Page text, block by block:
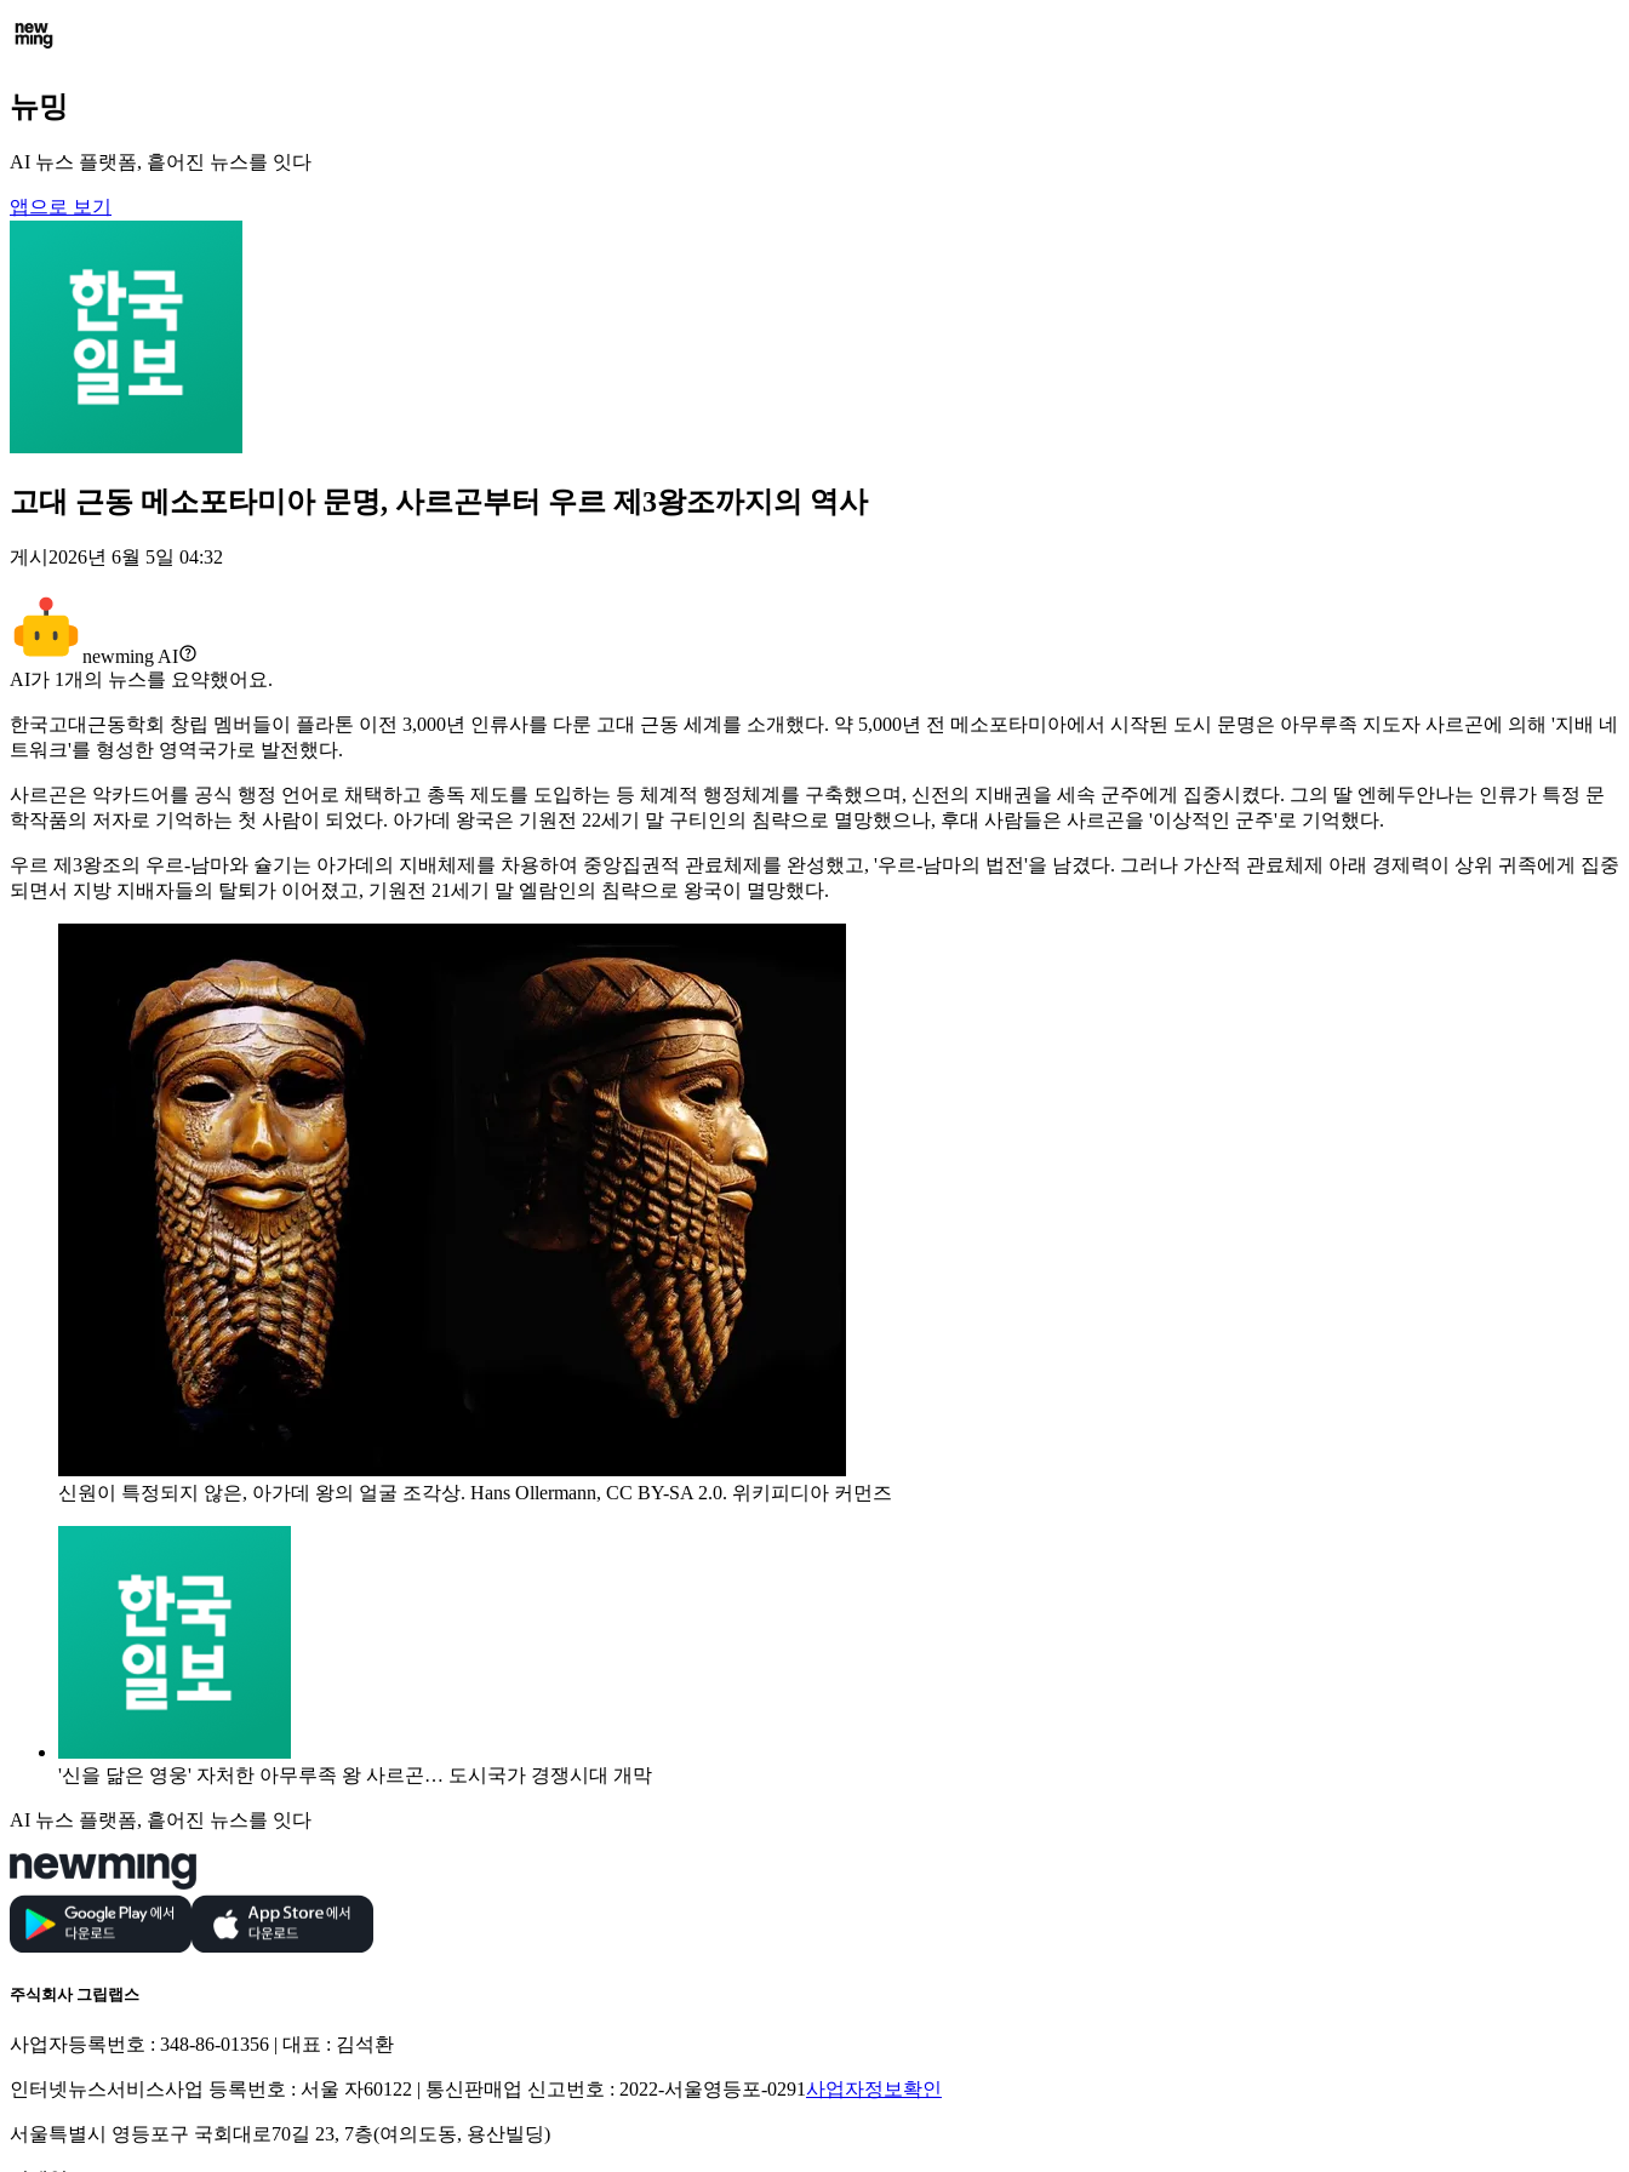
뉴밍
AI 뉴스 플랫폼, 흩어진 뉴스를 잇다
앱으로 보기
고대 근동 메소포타미아 문명, 사르곤부터 우르 제3왕조까지의 역사
게시 2026년 6월 5일 04:32
newming AI
AI가 1개의 뉴스를 요약했어요.
한국고대근동학회 창립 멤버들이 플라톤 이전 3,000년 인류사를 다룬 고대 근동 세계를 소개했다. 약 5,000년 전 메소포타미아에서 시작된 도시 문명은 아무루족 지도자 사르곤에 의해 '지배 네
트워크'를 형성한 영역국가로 발전했다.
사르곤은 악카드어를 공식 행정 언어로 채택하고 총독 제도를 도입하는 등 체계적 행정체계를 구축했으며, 신전의 지배권을 세속 군주에게 집중시켰다. 그의 딸 엔헤두안나는 인류가 특정 문
학작품의 저자로 기억하는 첫 사람이 되었다. 아가데 왕국은 기원전 22세기 말 구티인의 침략으로 멸망했으나, 후대 사람들은 사르곤을 '이상적인 군주'로 기억했다.
우르 제3왕조의 우르-남마와 슐기는 아가데의 지배체제를 차용하여 중앙집권적 관료체제를 완성했고, '우르-남마의 법전'을 남겼다. 그러나 가산적 관료체제 아래 경제력이 상위 귀족에게 집중
되면서 지방 지배자들의 탈퇴가 이어졌고, 기원전 21세기 말 엘람인의 침략으로 왕국이 멸망했다.
신원이 특정되지 않은, 아가데 왕의 얼굴 조각상. Hans Ollermann, CC BY-SA 2.0. 위키피디아 커먼즈
'신을 닮은 영웅' 자처한 아무루족 왕 사르곤… 도시국가 경쟁시대 개막
AI 뉴스 플랫폼, 흩어진 뉴스를 잇다
주식회사 그립랩스
사업자등록번호 : 348-86-01356 | 대표 : 김석환
인터넷뉴스서비스사업 등록번호 : 서울 자60122 | 통신판매업 신고번호 : 2022-서울영등포-0291사업자정보확인
서울특별시 영등포구 국회대로70길 23, 7층(여의도동, 용산빌딩)